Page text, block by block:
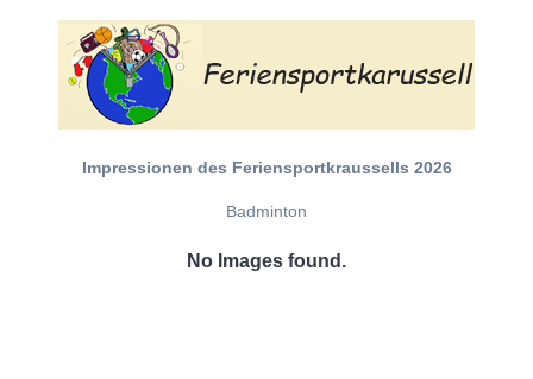
Impressionen des Feriensportkraussells 2026
Badminton
No Images found.